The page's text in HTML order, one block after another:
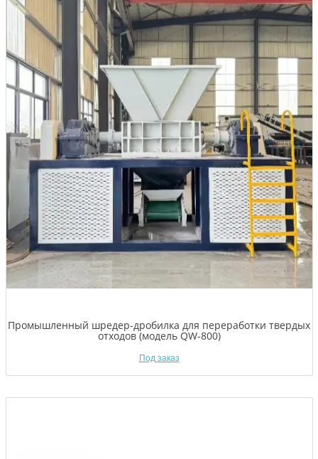
Промышленный шредер-дробилка для переработки твердых
отходов (модель QW-800)
Под заказ